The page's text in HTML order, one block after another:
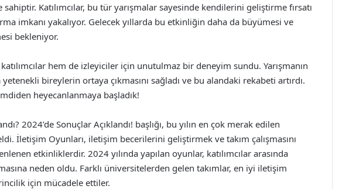
Katılımcılar, bu tür yarışmalar sayesinde kendilerini geliştirme fırsatı
imkanı yakalıyor. Gelecek yıllarda bu etkinliğin daha da büyümesi ve
bekleniyor.
hem de izleyiciler için unutulmaz bir deneyim sundu. Yarışmanın
bireylerin ortaya çıkmasını sağladı ve bu alandaki rekabeti artırdı.
heyecanlanmaya başladık!
2024’de Sonuçlar Açıklandı! başlığı, bu yılın en çok merak edilen
İletişim Oyunları, iletişim becerilerini geliştirmek ve takım çalışmasını
etkinliklerdir. 2024 yılında yapılan oyunlar, katılımcılar arasında
neden oldu. Farklı üniversitelerden gelen takımlar, en iyi iletişim
için mücadele ettiler.